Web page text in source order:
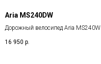
Aria MS240DW
Дорожный велосипед Aria MS240W
16 950 р.